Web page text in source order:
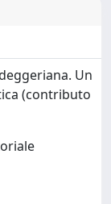
Un
(contributo